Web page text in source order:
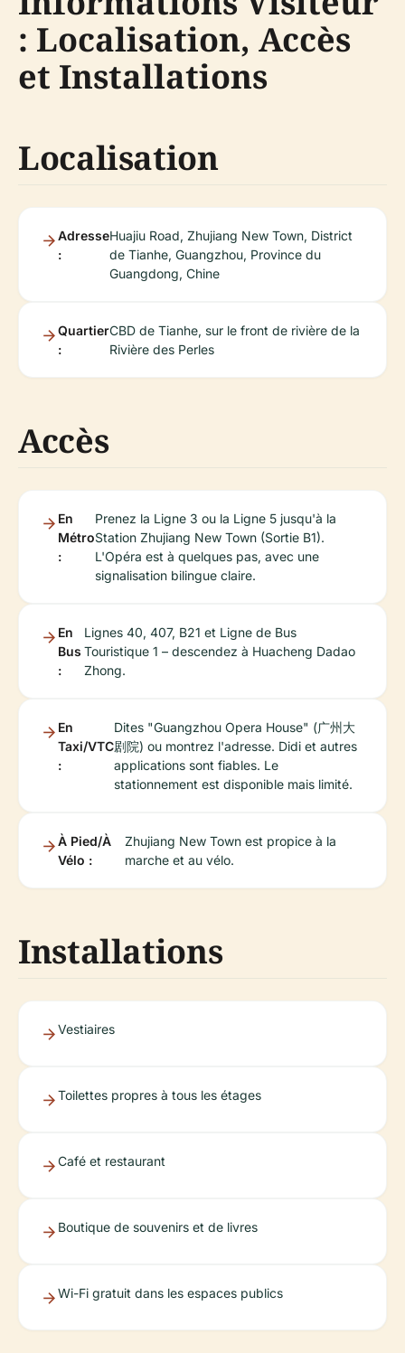
: Localisation, Accès
et Installations
Localisation
Adresse
:
Huajiu Road, Zhujiang New Town, District
de Tianhe, Guangzhou, Province du
Guangdong, Chine
Quartier
:
CBD de Tianhe, sur le front de rivière de la
Rivière des Perles
Accès
En
Métro
:
Prenez la Ligne 3 ou la Ligne 5 jusqu'à la
Station Zhujiang New Town (Sortie B1).
L'Opéra est à quelques pas, avec une
signalisation bilingue claire.
En
Bus
:
Lignes 40, 407, B21 et Ligne de Bus
Touristique 1 – descendez à Huacheng Dadao
Zhong.
En
Taxi/VTC
:
Dites "Guangzhou Opera House" (广州大
剧院) ou montrez l'adresse. Didi et autres
applications sont fiables. Le
stationnement est disponible mais limité.
À Pied/À
Vélo :
Zhujiang New Town est propice à la
marche et au vélo.
Installations
Vestiaires
Toilettes propres à tous les étages
Café et restaurant
Boutique de souvenirs et de livres
Wi-Fi gratuit dans les espaces publics